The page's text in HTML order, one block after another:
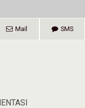
Mail SMS